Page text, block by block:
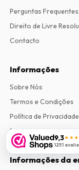
9,3
1251
Perguntas Frequentes
Direito de Livre
Contacto
Informações
Sobre Nós
Termos e Condições
Política de Privacidade
Procedimento de
Informações da